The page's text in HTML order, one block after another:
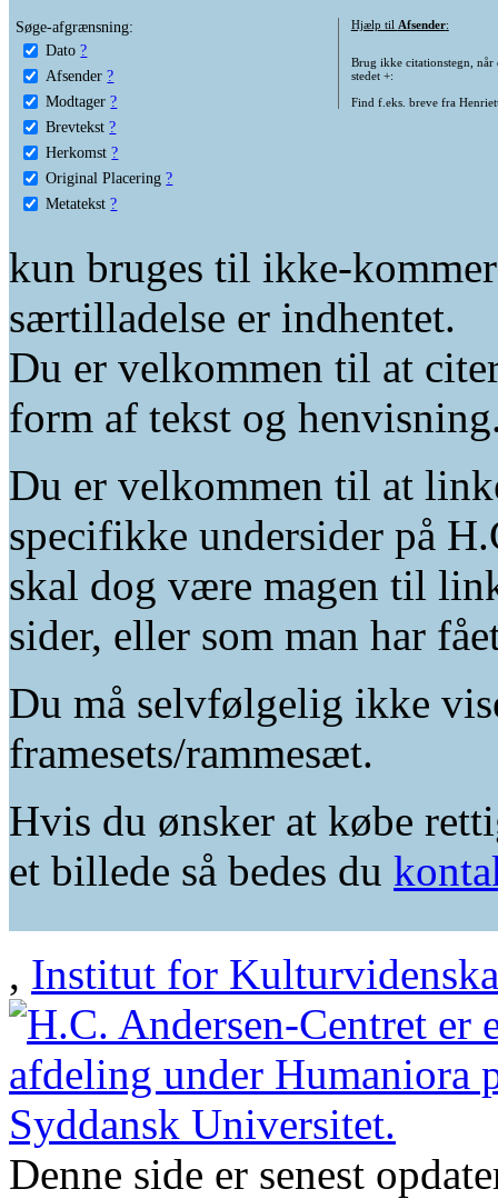
Søge-afgrænsning:
Dato ?
Afsender ?
Modtager ?
Brevtekst ?
Herkomst ?
Original Placering ?
Metatekst ?
Hjælp til Afsender:
Brug ikke citationstegn, når
stedet +:
Find f.eks. breve fra
kun bruges til ikke-
særtilladelse er indhentet.
Du er velkommen til at
form af tekst og
Du er velkommen til at
specifikke undersider på
skal dog være magen til
sider, eller som man har
Du må selvfølgelig ikke
framesets/rammesæt.
Hvis du ønsker at købe
et billede så bedes du
, Institut for
Denne side er senest